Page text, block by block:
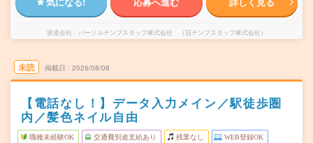
派遣会社 パーソルテンプスタッフ株式会社 （旧テンプスタッフ株式会社）
未読 掲載日 2026/08/08
【電話なし！】データ入力メイン／駅徒歩圏
内／髪色ネイル自由
職種未経験OK 交通費別途支給あり 残業なし WEB登録OK